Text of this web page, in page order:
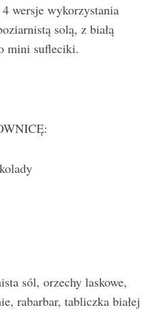
wersje wykorzystania
solą, z białą
mini sufleciki.
sól, orzechy laskowe,
rabarbar, tabliczka białej